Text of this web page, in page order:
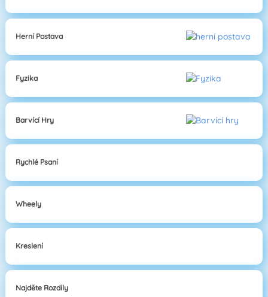
Herní Postava
Fyzika
Barvící Hry
Rychlé Psaní
Wheely
Kreslení
Najděte Rozdíly